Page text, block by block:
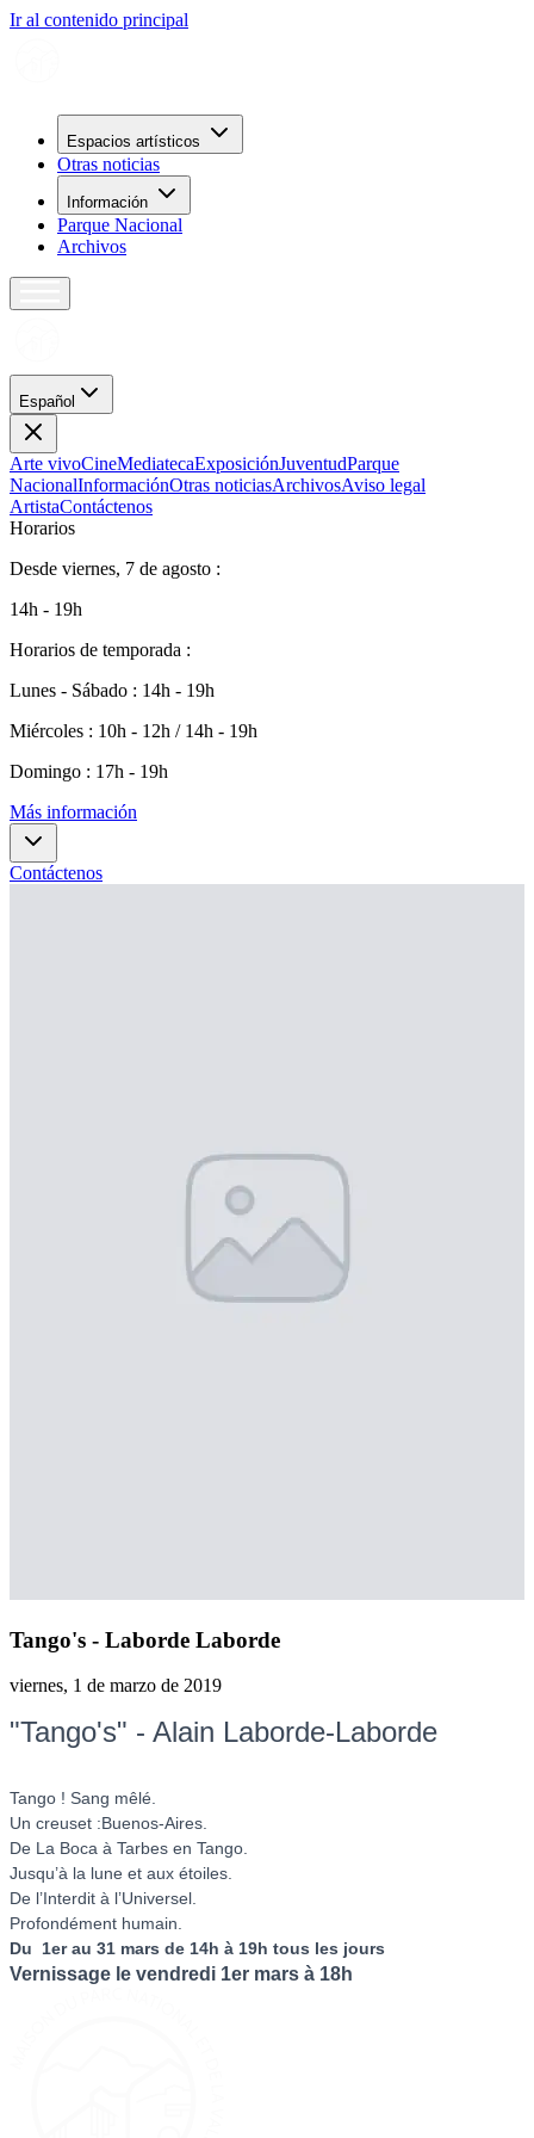
Ir al contenido principal
Espacios artísticos
Otras noticias
Información
Parque Nacional
Archivos
Español
Arte vivoCineMediatecaExposiciónJuventudParque
NacionalInformaciónOtras noticiasArchivosAviso legal
ArtistaContáctenos
Horarios
Desde viernes, 7 de agosto :
14h - 19h
Horarios de temporada :
Lunes - Sábado : 14h - 19h
Miércoles : 10h - 12h / 14h - 19h
Domingo : 17h - 19h
Más información
Contáctenos
Tango's - Laborde Laborde
viernes, 1 de marzo de 2019
"Tango's" - Alain Laborde-Laborde
Tango ! Sang mêlé.
Un creuset :Buenos-Aires.
De La Boca à Tarbes en Tango.
Jusqu’à la lune et aux étoiles.
De l’Interdit à l’Universel.
Profondément humain.
Du 1er au 31 mars de 14h à 19h tous les jours
Vernissage le vendredi 1er mars à 18h